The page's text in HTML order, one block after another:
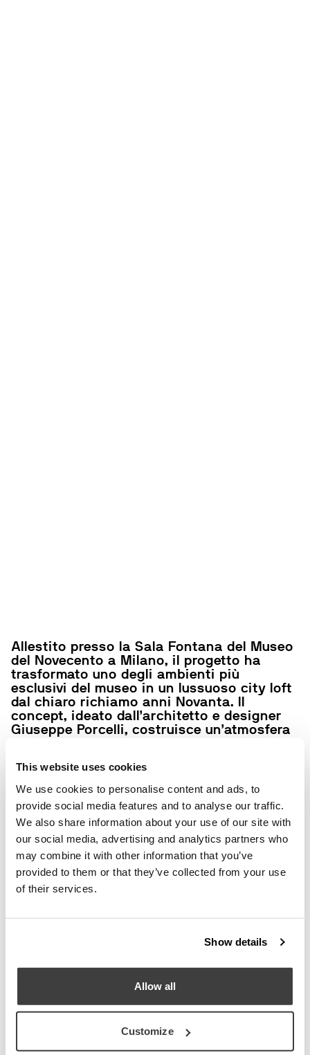
This website uses cookies
We use cookies to personalise content and ads, to
provide social media features and to analyse our traffic.
We also share information about your use of our site with
our social media, advertising and analytics partners who
may combine it with other information that you’ve
provided to them or that they’ve collected from your use
of their services.
Show details
Allow all
Customize
Allestito presso la Sala Fontana del Museo
del Novecento a Milano, il progetto ha
trasformato uno degli ambienti più
esclusivi del museo in un lussuoso city loft
dal chiaro richiamo anni Novanta. Il
concept, ideato dall’architetto e designer
Giuseppe Porcelli, costruisce un’atmosfera
vari ambienti affacciati sul Duomo di
Milano, l’allestimento accompagna il
visitatore in un percorso dal carattere
domestico e sofisticato, dove le nuove
proposte prendono forma all’interno di
scenari intimi, ricercati e dal forte valore
visivo.